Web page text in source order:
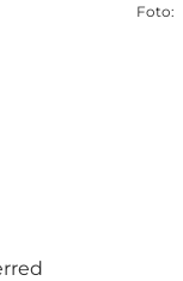
Foto: